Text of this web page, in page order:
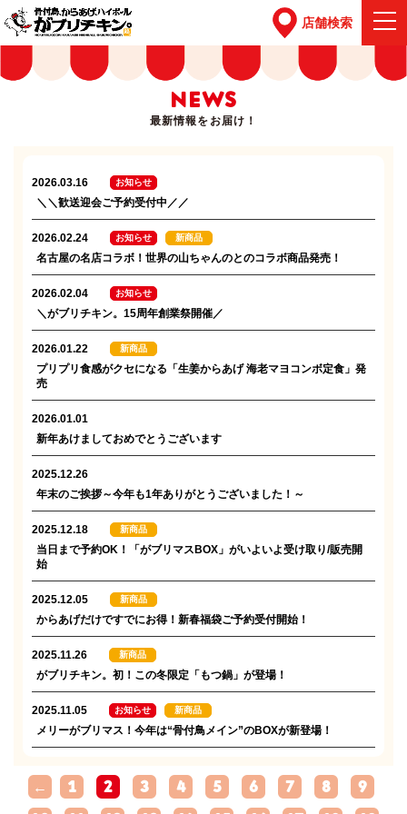
店舗検索
NEWS
最新情報をお届け！
2026.03.16 お知らせ
＼＼歓送迎会ご予約受付中／／
2026.02.24 お知らせ 新商品
名古屋の名店コラボ！世界の山ちゃんのとのコラボ商品発売！
2026.02.04 お知らせ
＼がブリチキン。15周年創業祭開催／
2026.01.22 新商品
プリプリ食感がクセになる「生姜からあげ 海老マヨコンボ定食」発
売
2026.01.01
新年あけましておめでとうございます
2025.12.26
年末のご挨拶～今年も1年ありがとうございました！～
2025.12.18 新商品
当日まで予約OK！「がブリマスBOX」がいよいよ受け取り/販売開
始
2025.12.05 新商品
からあげだけですでにお得！新春福袋ご予約受付開始！
2025.11.26 新商品
がブリチキン。初！この冬限定「もつ鍋」が登場！
2025.11.05 お知らせ 新商品
メリーがブリマス！今年は“骨付鳥メイン”のBOXが新登場！
← 1 2 3 4 5 6 7 8 9